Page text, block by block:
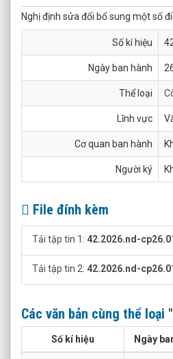
Nghị định sửa đổi bổ sung một số
Số kí hiệu
Ngày ban hành
Thể loại
Lĩnh vực
Cơ quan ban hành
Người ký
File đính kèm
Tải tập tin 1: 42.2026.nd-
Tải tập tin 2: 42.2026.nd-
Các văn bản cùng thể loại
Số kí hiệu Ngày